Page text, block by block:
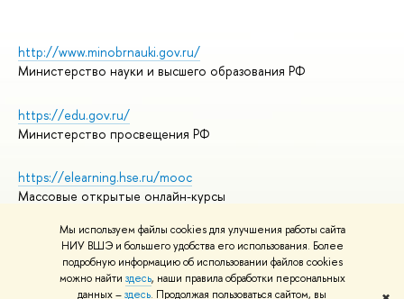
Мы используем файлы cookies для улучшения работы сайта
НИУ ВШЭ и большего удобства его использования. Более
подробную информацию об использовании файлов cookies
можно найти здесь, наши правила обработки персональных
данных –здесь. Продолжая пользоваться сайтом, вы
http://www.minobrnauki.gov.ru/
Министерство науки и высшего образования РФ
https://edu.gov.ru/
Министерство просвещения РФ
https://elearning.hse.ru/mooc
Массовые открытые онлайн-курсы
© НИУ ВШЭ 1993–2026
Адреса и контакты
Условия использования материалов